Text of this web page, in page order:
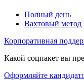
Полный день
Вахтовый метод
Корпоративная
Какой соцпакет вы
Оформляйте